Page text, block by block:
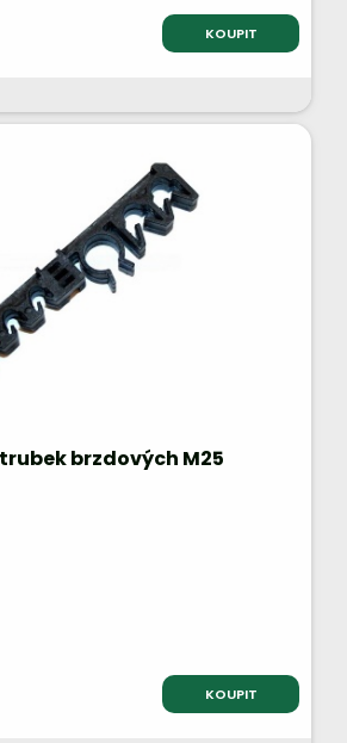
KOUPIT
brzdových M25
KOUPIT